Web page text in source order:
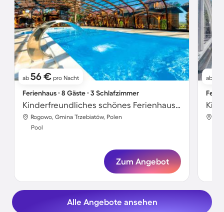
ab 56 € pro Nacht
Ferienhaus ∙ 8 Gäste ∙ 3 Schlafzimmer
Kinderfreundliches schönes Ferienhaus mit Grill, Garten und Pool | Strand in der Nähe
Rogowo, Gmina Trzebiatów, Polen
Pool
Zum Angebot
ab
Alle Angebote ansehen